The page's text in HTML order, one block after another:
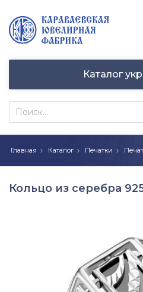
Каталог
Главная Каталог Печатки
Кольцо из серебра